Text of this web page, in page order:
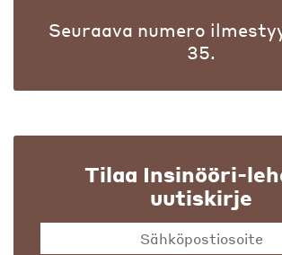
Seuraava numero
35.
Tilaa Insinööri-
uutiskirje